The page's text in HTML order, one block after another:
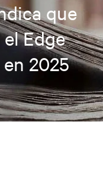
que
Edge
2025